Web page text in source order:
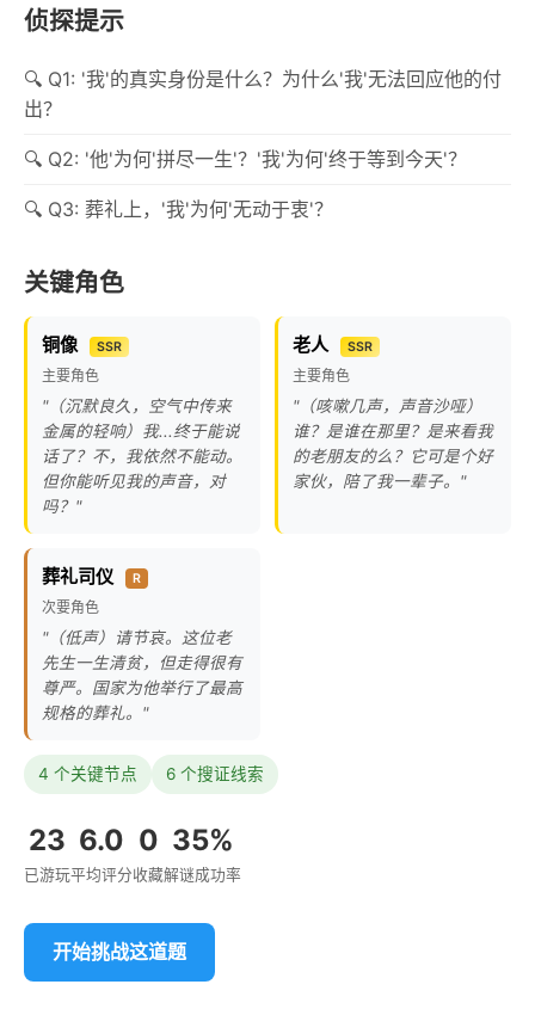
侦探提示
Q1: '我'的真实身份是什么？为什么'我'无法回应他的付
出？
Q2: '他'为何'拼尽一生'？'我'为何'终于等到今天'？
Q3: 葬礼上，'我'为何'无动于衷'？
关键角色
铜像 SSR
主要角色
"（沉默良久，空气中传来
金属的轻响）我...终于能说
话了？不，我依然不能动。
但你能听见我的声音，对
吗？"
老人 SSR
主要角色
"（咳嗽几声，声音沙哑）
谁？是谁在那里？是来看我
的老朋友的么？它可是个好
家伙，陪了我一辈子。"
葬礼司仪 R
次要角色
"（低声）请节哀。这位老
先生一生清贫，但走得很有
尊严。国家为他举行了最高
规格的葬礼。"
4 个关键节点 6 个搜证线索
23
已游玩
6.0
平均评分
0
收藏
35%
解谜成功率
开始挑战这道题